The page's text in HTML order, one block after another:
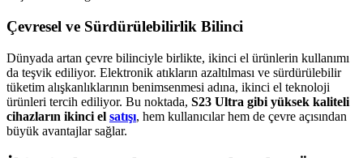
Çevresel ve Sürdürülebilirlik Bilinci
Dünyada artan çevre bilinciyle birlikte, ikinci el ürünlerin kullanımı
da teşvik ediliyor. Elektronik atıkların azaltılması ve sürdürülebilir
tüketim alışkanlıklarının benimsenmesi adına, ikinci el teknoloji
ürünleri tercih ediliyor. Bu noktada, S23 Ultra gibi yüksek kaliteli
cihazların ikinci el satışı, hem kullanıcılar hem de çevre açısından
büyük avantajlar sağlar.